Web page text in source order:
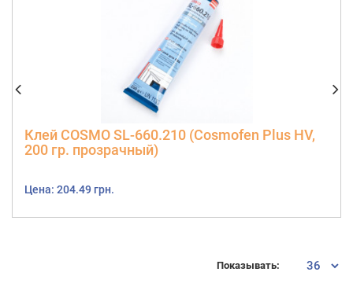
Клей COSMO SL-660.210 (Cosmofen Plus HV,
200 гр. прозрачный)
Цена: 204.49 грн.
Показывать: